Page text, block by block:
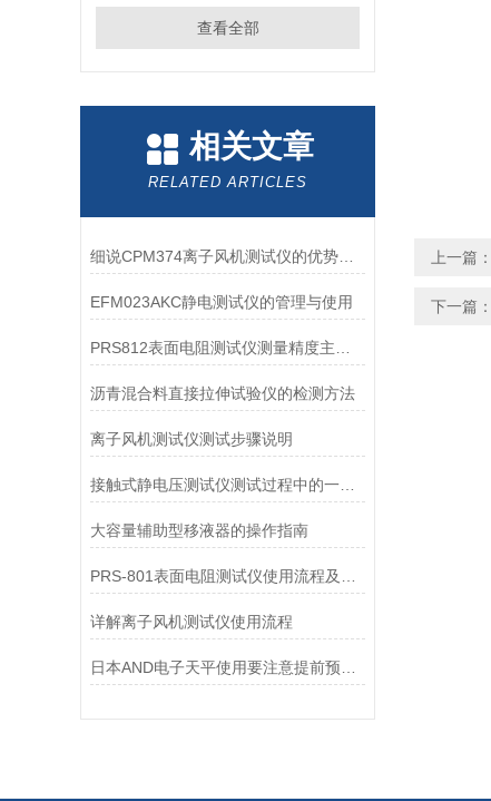
查看全部
相关文章
RELATED ARTICLES
细说CPM374离子风机测试仪的优势与局限性
EFM023AKC静电测试仪的管理与使用
沥青混合料直接拉伸试验仪的检测方法
离子风机测试仪测试步骤说明
接触式静电压测试仪测试过程中的一些注意事项
大容量辅助型移液器的操作指南
详解离子风机测试仪使用流程
上一篇：
下一篇：